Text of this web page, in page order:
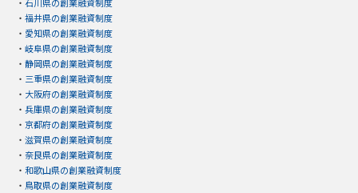
・ 石川県の創業融資制度
・ 福井県の創業融資制度
・ 愛知県の創業融資制度
・ 岐阜県の創業融資制度
・ 静岡県の創業融資制度
・ 三重県の創業融資制度
・ 大阪府の創業融資制度
・ 兵庫県の創業融資制度
・ 京都府の創業融資制度
・ 滋賀県の創業融資制度
・ 奈良県の創業融資制度
・ 和歌山県の創業融資制度
・ 鳥取県の創業融資制度